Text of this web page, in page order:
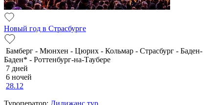
Новый год в Страсбурге
Бамберг - Мюнхен - Цюрих - Кольмар - Страсбург - Баден-
Баден* - Роттенбург-на-Таубере
7 дней
6 ночей
28.12
Туроператор: Дилижанс тур